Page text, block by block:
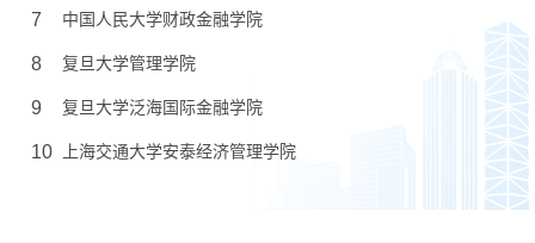
7 中国人民大学财政金融学院
8 复旦大学管理学院
9 复旦大学泛海国际金融学院
10 上海交通大学安泰经济管理学院